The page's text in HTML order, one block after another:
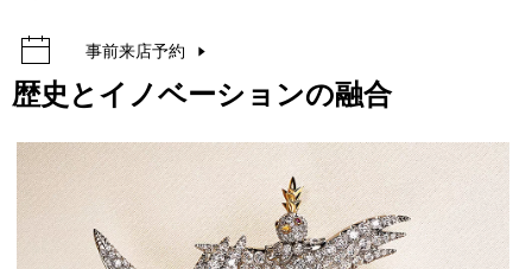
事前来店予約
歴史とイノベーションの融合